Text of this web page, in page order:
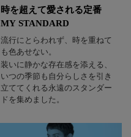
時を超えて愛される定番
MY STANDARD
流行にとらわれず、時を重ねて
も色あせない。
装いに静かな存在感を添える、
いつの季節も自分らしさを引き
立ててくれる永遠のスタンダー
ドを集めました。